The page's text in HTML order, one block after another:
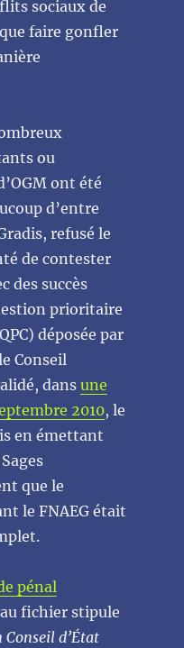
sociaux de
faire gonfler
ou
ont été
d’entre
refusé le
de contester
des succès
prioritaire
déposée par
Conseil
dans une
2010, le
en émettant
que le
le FNAEG était
pénal
fichier stipule
Conseil d’État